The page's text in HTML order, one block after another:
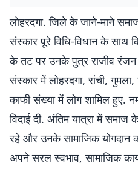
लोहरदगा. जिले के जाने-माने
संस्कार पूरे विधि-विधान के साथ
के तट पर उनके पुत्र राजीव रंजन
संस्कार में लोहरदगा, रांची,
काफी संख्या में लोग शामिल हुए.
विदाई दी. अंतिम यात्रा में समाज
रहे और उनके सामाजिक योगदान
अपने सरल स्वभाव, सामाजिक